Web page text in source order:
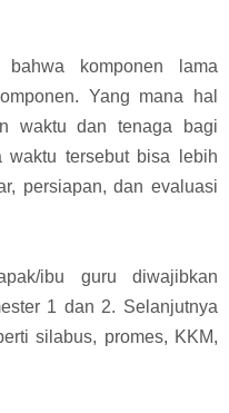
bahwa komponen lama
Yang mana hal
waktu dan tenaga bagi
waktu tersebut bisa lebih
persiapan, dan evaluasi
ibu guru diwajibkan
1 dan 2. Selanjutnya
silabus, promes, KKM,